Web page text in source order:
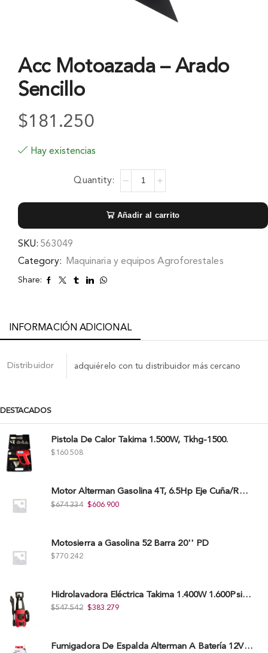
Acc Motoazada – Arado
Sencillo
$181.250
Hay existencias
Añadir al carrito
SKU: 563049
Category:
Maquinaria y equipos Agroforestales
Share:
INFORMACIÓN ADICIONAL
Distribuidor adquiérelo con tu distribuidor más cercano
DESTACADOS
Pistola De Calor Takima 1.500W, Tkhg-1500.
$ 160.508
Motor Alterman Gasolina 4T, 6.5Hp Eje Cuña/Rosca 3/4", Xge65K.
$674.334 $606.900
Motosierra a Gasolina 52 Barra 20'' PD
$770.242
Hidrolavadora Eléctrica Takima 1.400W 1.600Psi, Tkepw-1600-A.
$547.542 $383.279
Fumigadora De Espalda Alterman A Baterí­a 12V/12Ah, 20Litros, Xkes20.